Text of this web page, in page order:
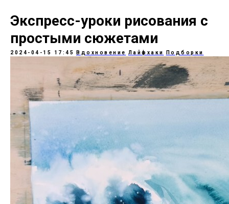
Экспресс-уроки рисования с
простыми сюжетами
2024-04-15 17:45 Вдохновение Лайфхаки Подборки